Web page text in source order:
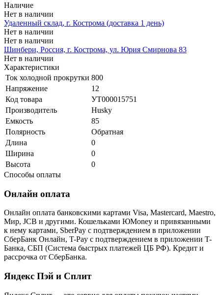
Наличие
Нет в наличии
Удаленный склад, г. Кострома (доставка 1 день)
Нет в наличии
Нет в наличии
Шинбери, Россия, г. Кострома, ул. Юрия Смирнова 83
Нет в наличии
Характеристики
Ток холодной прокрутки 800
Напряжение
12
Код товара
УТ000015751
Производитель
Husky
Емкость
85
Полярность
Обратная
Длина
0
Ширина
0
Высота
0
Способы оплаты
Онлайн оплата
Онлайн оплата банковскими картами Visa, Mastercard, Maestro,
Мир, JCB и другими. Кошельками ЮMoney и привязанными
к нему картами, SberPay с подтверждением в приложении
СберБанк Онлайн, T-Pay с подтверждением в приложении T-
Банка, СБП (Система быстрых платежей ЦБ РФ). Кредит и
рассрочка от СберБанка.
Яндекс Пэй и Сплит